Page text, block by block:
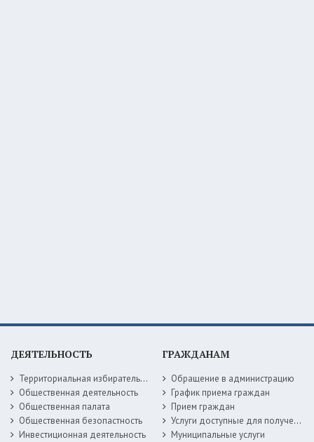
ДЕЯТЕЛЬНОСТЬ
Территориальная избирательная комиссия
Общественная деятельность
Общественная палата
Общественная безопастность
Инвестиционная деятельность
ГРАЖДАНАМ
Обращение в администрацию
График приема граждан
Прием граждан
Услуги доступные для получения в электронной форме
Муниципальные услуги